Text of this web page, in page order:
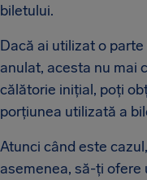
biletului.
Dacă ai utilizat o
anulat, acesta nu mai
călătorie inițial, poți
porțiunea utilizată a
Atunci când este
asemenea, să-ți ofere